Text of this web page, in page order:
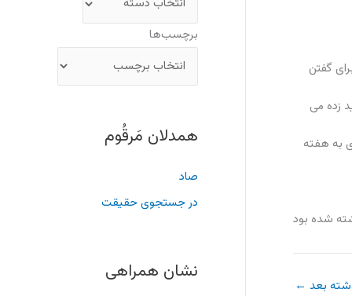
گفتن
زده می
به هفته
شده بود
بعد ←
برچسب‌ها
همدلان مَرقُوم
صاد
در جستجوی حقیقت
نشان همراهی